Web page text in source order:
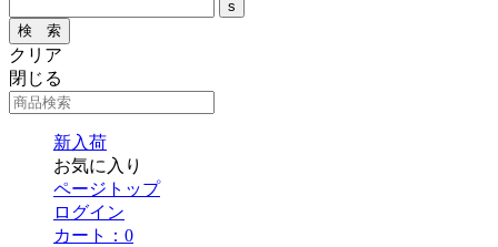
クリア
閉じる
新入荷
お気に入り
ページトップ
ログイン
カート： 0